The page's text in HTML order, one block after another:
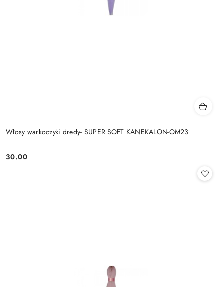
Włosy warkoczyki dredy- SUPER SOFT KANEKALON-OM23
Cena:
30.00